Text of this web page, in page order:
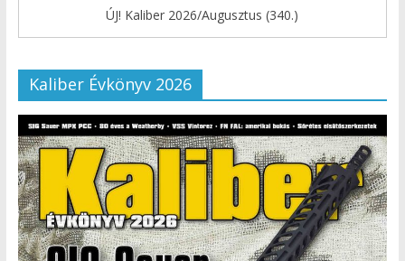
ÚJ! Kaliber 2026/Augusztus (340.)
Kaliber Évkönyv 2026